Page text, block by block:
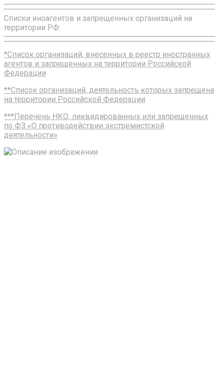
Списки иноагентов и запрещенных организаций на
территории РФ:
*Список организаций, внесенных в реестр иностранных
агентов и запрещенных на территории Российской
Федерации
**Список организаций, деятельность которых запрещена
на территории Российской Федерации
***Перечень НКО, ликвидированных или запрещенных
по ФЗ «О противодействии экстремистской
деятельности»